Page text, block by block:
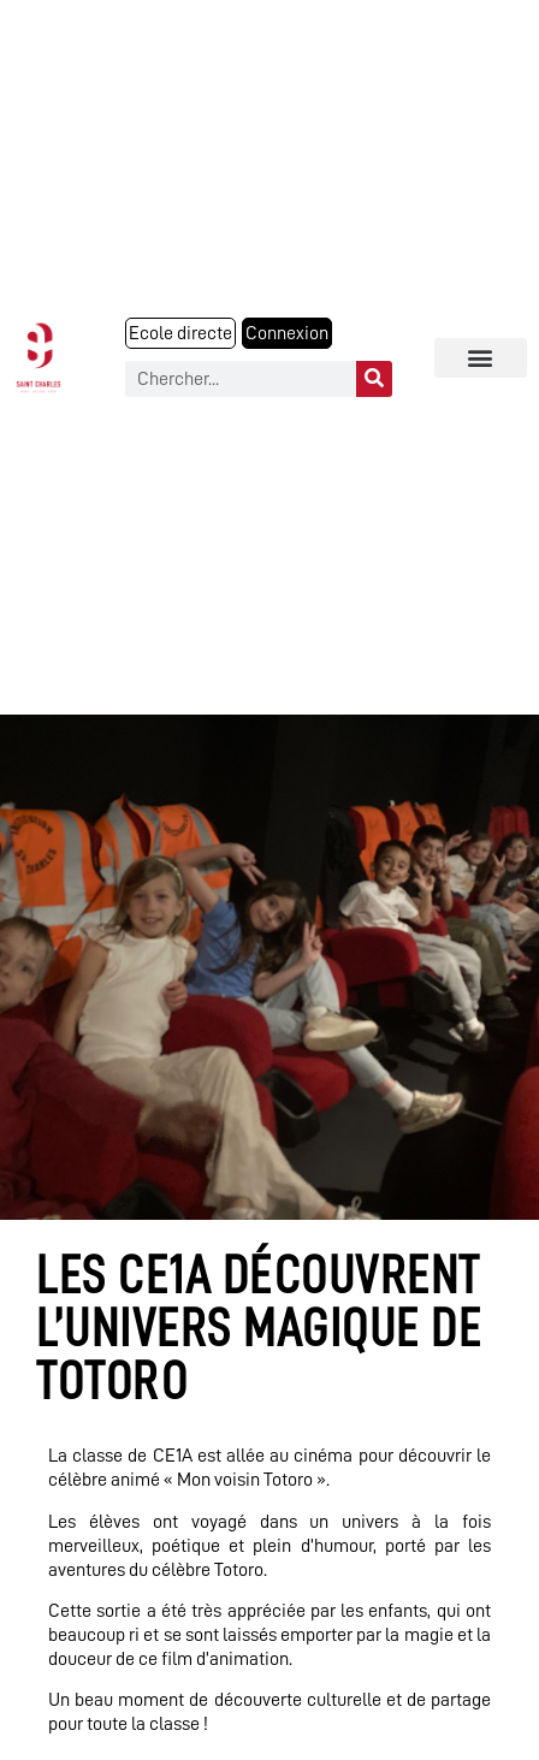
Ecole directe Connexion
LES CE1A DÉCOUVRENT
L’UNIVERS MAGIQUE DE
TOTORO
La classe de CE1A est allée au cinéma pour découvrir le
célèbre animé « Mon voisin Totoro ».
Les élèves ont voyagé dans un univers à la fois
merveilleux, poétique et plein d’humour, porté par les
aventures du célèbre Totoro.
Cette sortie a été très appréciée par les enfants, qui ont
beaucoup ri et se sont laissés emporter par la magie et la
douceur de ce film d’animation.
Un beau moment de découverte culturelle et de partage
pour toute la classe !